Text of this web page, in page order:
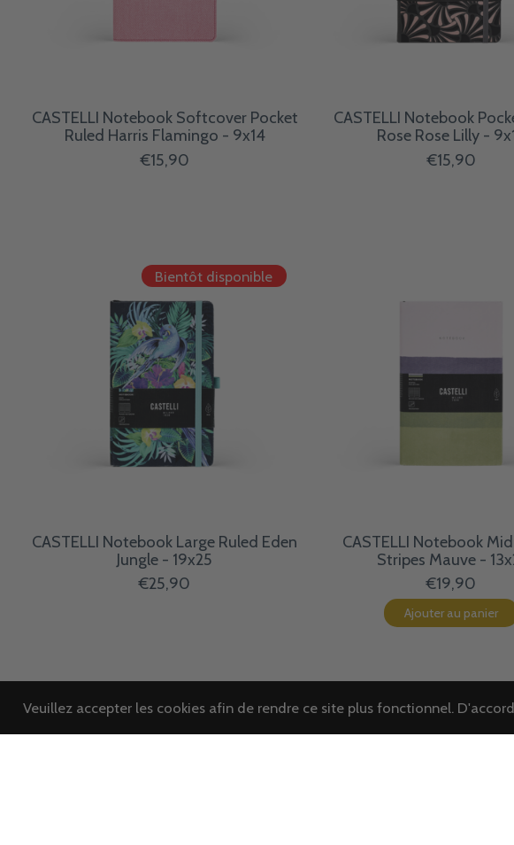
CASTELLI Notebook Softcover Pocket
Ruled Harris Flamingo - 9x14
€15,90
CASTELLI Notebook
Rose Rose Lilly -
€15,90
Bientôt disponible
CASTELLI Notebook Large Ruled Eden
Jungle - 19x25
€25,90
CASTELLI Notebook
Stripes Mauve -
€19,90
Ajouter au panier
Veuillez accepter les cookies afin de rendre ce site plus fonctionnel.